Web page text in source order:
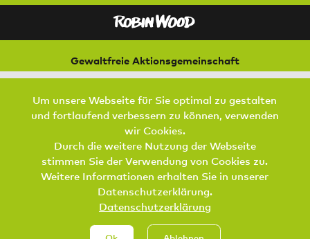
Gewaltfreie Aktionsgemeinschaft
für Natur und Umwelt
21073 Hamburg
AKTIV WERDEN
DATENSCHUTZ IMPRESSUM JOBS
Um unsere Webseite für Sie optimal zu gestalten
und fortlaufend verbessern zu können, verwenden
wir Cookies.
Durch die weitere Nutzung der Webseite
stimmen Sie der Verwendung von Cookies zu.
Weitere Informationen erhalten Sie in unserer
Datenschutzerklärung.
Datenschutzerklärung